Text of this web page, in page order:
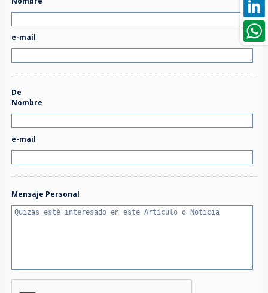
e-mail
De
Nombre
e-mail
Mensaje Personal